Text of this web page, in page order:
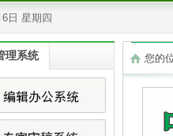
日 星期四
理系统 您的